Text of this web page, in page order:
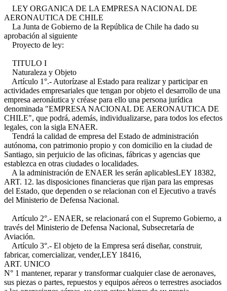
LEY ORGANICA DE LA EMPRESA NACIONAL DE
AERONAUTICA DE CHILE
La Junta de Gobierno de la República de Chile ha dado su
aprobación al siguiente
Proyecto de ley:
TITULO I
Naturaleza y Objeto
Artículo 1°.- Autorízase al Estado para realizar y participar en
actividades empresariales que tengan por objeto el desarrollo de una
empresa aeronáutica y créase para ello una persona jurídica
denominada "EMPRESA NACIONAL DE AERONAUTICA DE
CHILE", que podrá, además, individualizarse, para todos los efectos
legales, con la sigla ENAER.
Tendrá la calidad de empresa del Estado de administración
autónoma, con patrimonio propio y con domicilio en la ciudad de
Santiago, sin perjuicio de las oficinas, fábricas y agencias que
establezca en otras ciudades o localidades.
A la administración de ENAER les serán aplicablesLEY 18382,
ART. 12. las disposiciones financieras que rijan para las empresas
del Estado, que dependen o se relacionan con el Ejecutivo a través
del Ministerio de Defensa Nacional.
Artículo 2°.- ENAER, se relacionará con el Supremo Gobierno, a
través del Ministerio de Defensa Nacional, Subsecretaría de
Aviación.
Artículo 3°.- El objeto de la Empresa será diseñar, construir,
fabricar, comercializar, vender,LEY 18416,
ART. UNICO
N° 1 mantener, reparar y transformar cualquier clase de aeronaves,
sus piezas o partes, repuestos y equipos aéreos o terrestres asociados